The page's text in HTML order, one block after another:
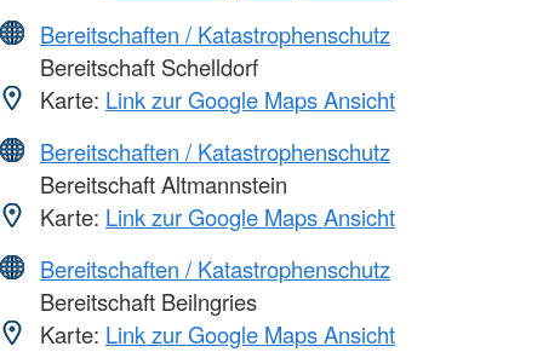
Bereitschaften / Katastrophenschutz
Bereitschaft Schelldorf
Karte: Link zur Google Maps Ansicht
Bereitschaften / Katastrophenschutz
Bereitschaft Altmannstein
Karte: Link zur Google Maps Ansicht
Bereitschaften / Katastrophenschutz
Bereitschaft Beilngries
Karte: Link zur Google Maps Ansicht